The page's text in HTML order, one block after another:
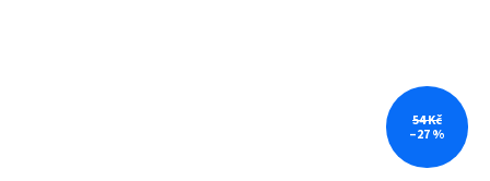
54 Kč
–27 %